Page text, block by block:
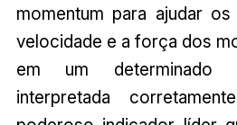
momentum para ajudar
velocidade e a força dos
em um determinado
interpretada